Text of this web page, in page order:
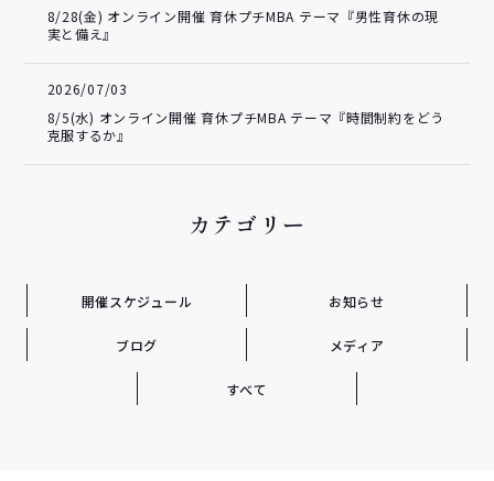
8/28(金) オンライン開催 育休プチMBA テーマ『男性育休の現
実と備え』
2026/07/03
8/5(水) オンライン開催 育休プチMBA テーマ『時間制約をどう
克服するか』
カテゴリー
開催スケジュール お知らせ
ブログ メディア
すべて